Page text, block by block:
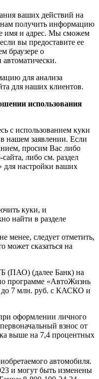
ваших действий на
получить информацию
имя и адрес. Мы сможем
вы предоставите ее
браузере о
для анализа
для наших клиентов.
использования
с использованием куки
нашем заявлении. Если
просим Вас либо
сайта, либо см. раздел
для настройки ваших
куки, и
найти в разделе
менее, следует отметить,
может сказаться на
(ПАО) (далее Банк) на
программе «АвтоЖизнь
до 7 млн. руб. с КАСКО и
оформлении личного
взнос от
выше на 7,4 процентных
автомобиля.
и могут быть изменены